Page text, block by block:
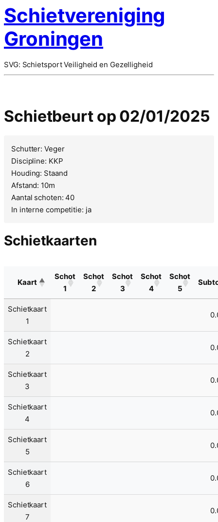
Schietvereniging
Groningen
SVG: Schietsport Veiligheid en Gezelligheid
Schietbeurt op 02/01/2025
Schutter: Veger
Discipline: KKP
Houding: Staand
Afstand: 10m
Aantal schoten: 40
In interne competitie: ja
Schietkaarten
Kaart
Schot
1
Schot
2
Schot
3
Schot
4
Schot
5
Schietkaart
1
Schietkaart
2
Schietkaart
3
Schietkaart
4
Schietkaart
5
Schietkaart
6
Schietkaart
7